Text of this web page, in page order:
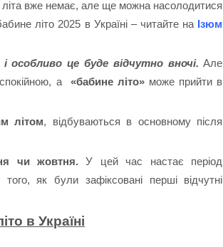
літа вже немає, але ще можна насолодитися
літо 2025 в Україні – читайте на Ізюм
це буде відчутно вночі. Але
а «бабине літо»може прийти в
літом, відбуваються в основному після
чи жовтня.У цей час настає період
як були зафіксовані перші відчутні
в Україні